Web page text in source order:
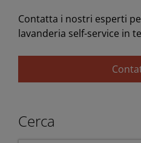
Contatta i nostri esperti
lavanderia self-service in
Cerca